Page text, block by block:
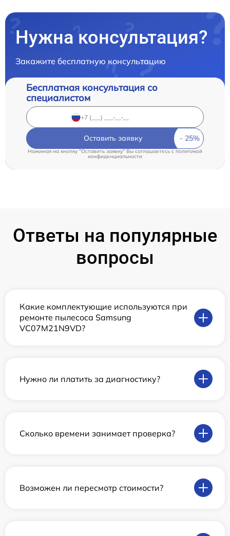
Нужна консультация?
Закажите бесплатную консультацию
Бесплатная консультация со
специалистом
Оставить заявку
Нажимая на кнопку "Оставить заявку" Вы соглашаетесь c политикой
конфиденциальности
Ответы на популярные
вопросы
Какие комплектующие используются при
ремонте пылесоса Samsung
VC07M21N9VD?
Нужно ли платить за диагностику?
Сколько времени занимает проверка?
Возможен ли пересмотр стоимости?